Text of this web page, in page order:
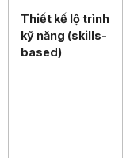
Thiết kế lộ trình
kỹ năng (skills-
based)